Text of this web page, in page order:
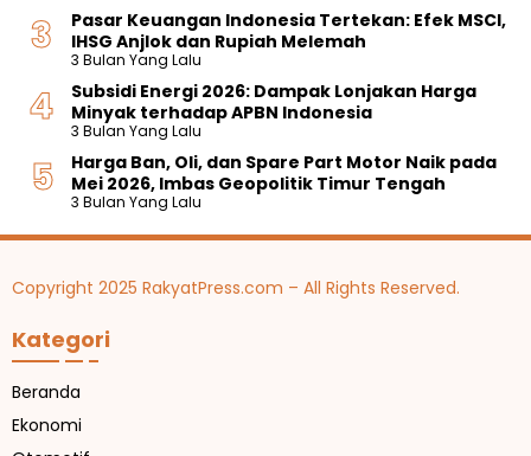
Pasar Keuangan Indonesia Tertekan: Efek MSCI,
IHSG Anjlok dan Rupiah Melemah
3 Bulan Yang Lalu
Subsidi Energi 2026: Dampak Lonjakan Harga
Minyak terhadap APBN Indonesia
3 Bulan Yang Lalu
Harga Ban, Oli, dan Spare Part Motor Naik pada
Mei 2026, Imbas Geopolitik Timur Tengah
3 Bulan Yang Lalu
Copyright 2025 RakyatPress.com – All Rights Reserved.
Kategori
Beranda
Ekonomi